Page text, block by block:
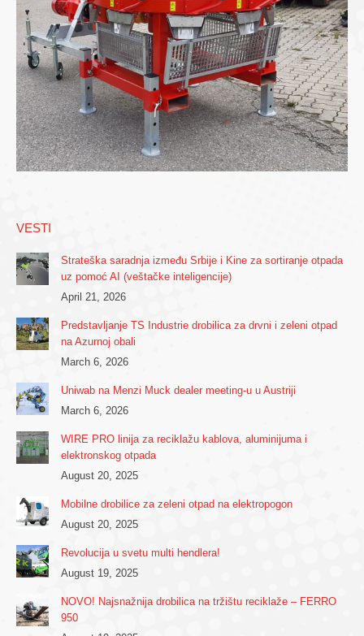
VESTI
Strateška saradnja između Srbije i Kine za sortiranje otpada
uz pomoć AI (veštačke inteligencije)
April 21, 2026
Predstavljanje TS Industrie drobilica za drvni i zeleni otpad
na Azurnoj obali
March 6, 2026
Uniwab na Menzi Muck dealer meeting-u u Austriji
March 6, 2026
WIRE PRO linija za reciklažu kablova, aluminijuma i
elektronskog otpada
August 20, 2025
Mobilne drobilice za zeleni otpad na elektropogon
August 20, 2025
Revolucija u svetu multi hendlera!
August 19, 2025
NOVO! Najsnažnija drobilica na tržištu reciklaže – FERRO
950